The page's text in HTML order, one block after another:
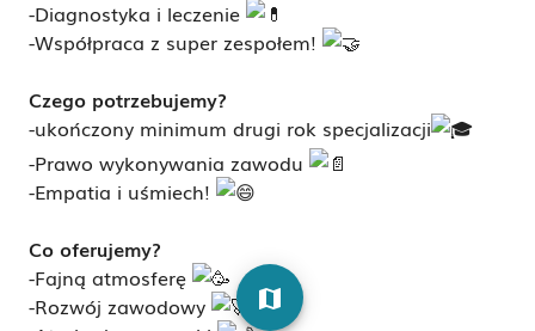
-Diagnostyka i leczenie
-Współpraca z super zespołem!
Czego potrzebujemy?
-ukończony minimum drugi rok specjalizacji
-Prawo wykonywania zawodu
-Empatia i uśmiech!
Co oferujemy?
-Fajną atmosferę
-Rozwój zawodowy
map